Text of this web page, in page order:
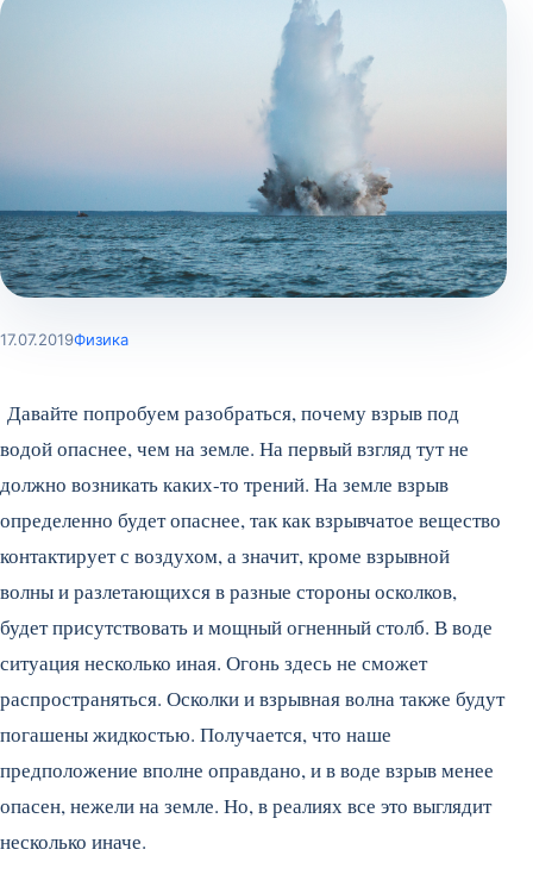
17.07.2019Физика
Давайте попробуем разобраться, почему взрыв под
водой опаснее, чем на земле. На первый взгляд тут не
должно возникать каких-то трений. На земле взрыв
определенно будет опаснее, так как взрывчатое вещество
контактирует с воздухом, а значит, кроме взрывной
волны и разлетающихся в разные стороны осколков,
будет присутствовать и мощный огненный столб. В воде
ситуация несколько иная. Огонь здесь не сможет
распространяться. Осколки и взрывная волна также будут
погашены жидкостью. Получается, что наше
предположение вполне оправдано, и в воде взрыв менее
опасен, нежели на земле. Но, в реалиях все это выглядит
несколько иначе.